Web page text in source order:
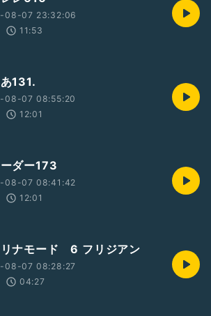
08-07 23:32:06
11:53
131.
08-07 08:55:20
12:01
ダー173
08-07 08:41:42
12:01
ナモード 6 フリジアン
08-07 08:28:27
04:27